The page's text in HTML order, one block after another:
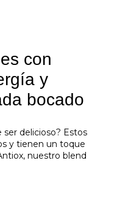
con
y
bocado
ser delicioso? Estos
y tienen un toque
nuestro blend